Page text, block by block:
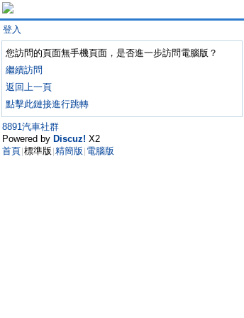
登入
您訪問的頁面無手機頁面，是否進一步訪問電腦版？
繼續訪問
返回上一頁
點擊此鏈接進行跳轉
8891汽車社群
Powered by Discuz! X2
首頁 標準版 精簡版 電腦版